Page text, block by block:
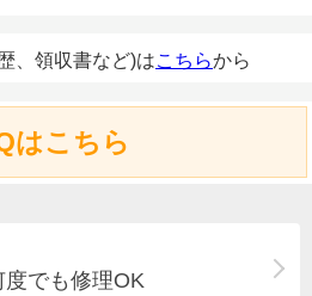
、領収書など)はこちらから
はこちら
度でも修理OK